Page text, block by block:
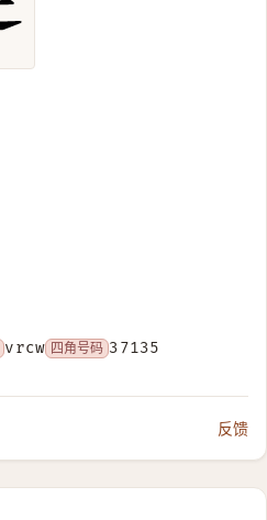
vrcw 四角号码 37135
反馈